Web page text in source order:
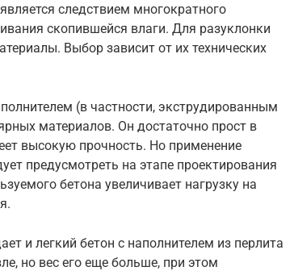
следствием многократного
скопившейся влаги. Для разуклонки
Выбор зависит от их технических
(в частности, экструдированным
материалов. Он достаточно прост в
высокую прочность. Но применение
предусмотреть на этапе проектирования
бетона увеличивает нагрузку на
и легкий бетон с наполнителем из перлита
но вес его еще больше, при этом